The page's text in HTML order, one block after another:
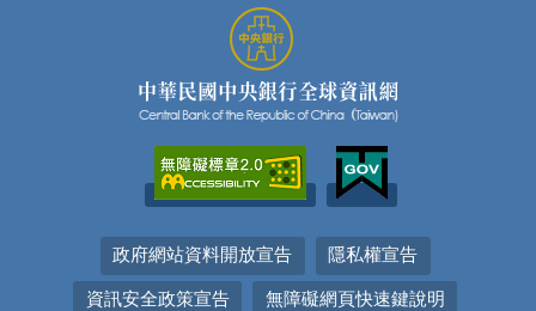
政府網站資料開放宣告 隱私權宣告
資訊安全政策宣告 無障礙網頁快速鍵說明